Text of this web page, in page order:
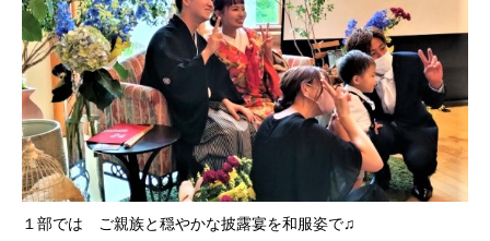
１部では ご親族と穏やかな披露宴を和服姿で♫